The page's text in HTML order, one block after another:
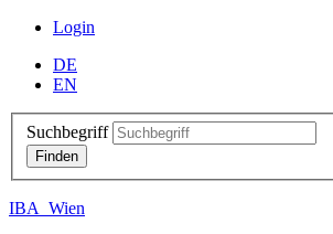
Login
DE
EN
Suchbegriff
IBA_Wien